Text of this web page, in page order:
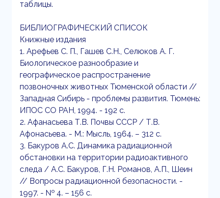
таблицы.
БИБЛИОГРАФИЧЕСКИЙ СПИСОК
Книжные издания
1. Арефьев С. П., Гашев С.Н., Селюков А. Г.
Биологическое разнообразие и
географическое распространение
позвоночных животных Тюменской области //
Западная Сибирь - проблемы развития. Тюмень:
ИПОС СО РАН, 1994. - 192 с.
2. Афанасьева Т.В. Почвы СССР / Т.В.
Афонасьева. - М.: Мысль, 1964. – 312 с.
3. Бакуров А.С. Динамика радиационной
обстановки на территории радиоактивного
следа / А.С. Бакуров, Г.Н. Романов, А.П., Шеин
// Вопросы радиационной безопасности. -
1997. - № 4. – 156 с.